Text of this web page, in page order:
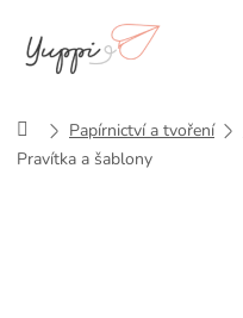
obsah
DomůPapírnictví a tvoření
Pravítka a šablony